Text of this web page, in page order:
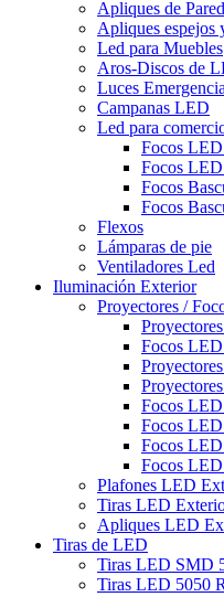
Apliques de
Apliques espejos
Led para Muebles
Aros-Discos de
Luces
Campanas LED
Led para
Focos
Focos
Focos
Focos
Flexos
Lámparas de pie
Ventiladores Led
Iluminación Exterior
Proyectores /
Focos
Focos LED
Focos
Focos
Focos LED
Plafones LED
Tiras LED
Apliques LED
Tiras de LED
Tiras LED SMD
Tiras LED 5050